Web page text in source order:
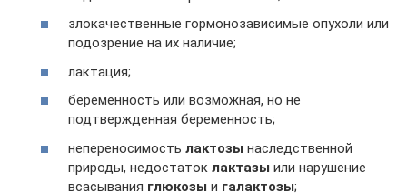
злокачественные гормонозависимые опухоли или
подозрение на их наличие;
лактация;
беременность или возможная, но не
подтвержденная беременность;
непереносимость лактозы наследственной
природы, недостаток лактазы или нарушение
всасывания глюкозы и галактозы;